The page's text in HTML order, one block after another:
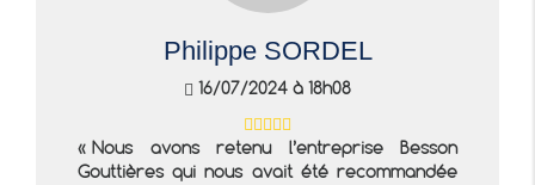
Philippe SORDEL
16/07/2024 à 18h08
Nous avons retenu l’entreprise Besson
Gouttières qui nous avait été recommandée